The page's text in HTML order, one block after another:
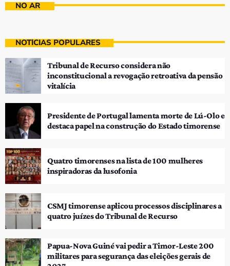
NO AR
NOTÍCIAS POPULARES
Tribunal de Recurso considera não
inconstitucional a revogação retroativa da pensão
vitalícia
Presidente de Portugal lamenta morte de Lú-Olo e
destaca papel na construção do Estado timorense
Quatro timorenses na lista de 100 mulheres
inspiradoras da lusofonia
CSMJ timorense aplicou processos disciplinares a
quatro juízes do Tribunal de Recurso
Papua-Nova Guiné vai pedir a Timor-Leste 200
militares para segurança das eleições gerais de